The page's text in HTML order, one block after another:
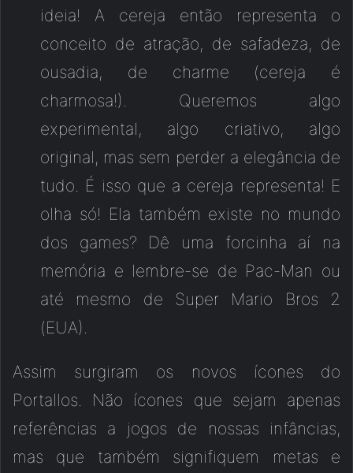
ideia! A cereja então representa o
conceito de atração, de safadeza, de
ousadia, de charme (cereja é
charmosa!). Queremos algo
experimental, algo criativo, algo
original, mas sem perder a elegância de
tudo. É isso que a cereja representa! E
olha só! Ela também existe no mundo
dos games? Dê uma forcinha aí na
memória e lembre-se de Pac-Man ou
até mesmo de Super Mario Bros 2
(EUA).
Assim surgiram os novos ícones do
Portallos. Não ícones que sejam apenas
referências a jogos de nossas infâncias,
mas que também signifiquem metas e